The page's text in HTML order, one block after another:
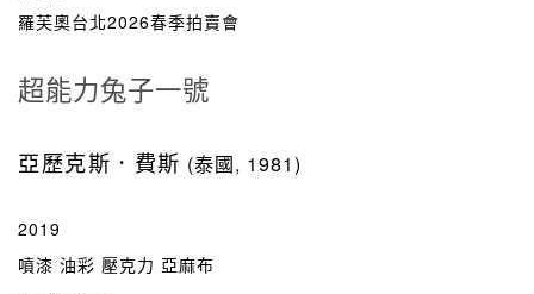
羅芙奧台北2026春季拍賣會
超能力兔子一號
亞歷克斯．費斯 (泰國, 1981)
2019
噴漆 油彩 壓克力 亞麻布